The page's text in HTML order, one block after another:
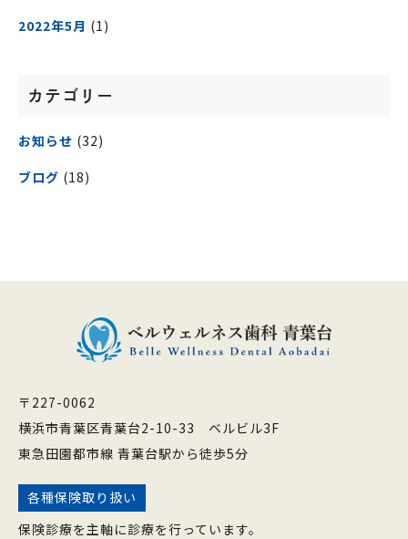
2022年5月 (1)
カテゴリー
お知らせ (32)
ブログ (18)
〒227-0062
横浜市青葉区青葉台2-10-33 ベルビル3F
東急田園都市線 青葉台駅から徒歩5分
各種保険取り扱い
保険診療を主軸に診療を行っています。